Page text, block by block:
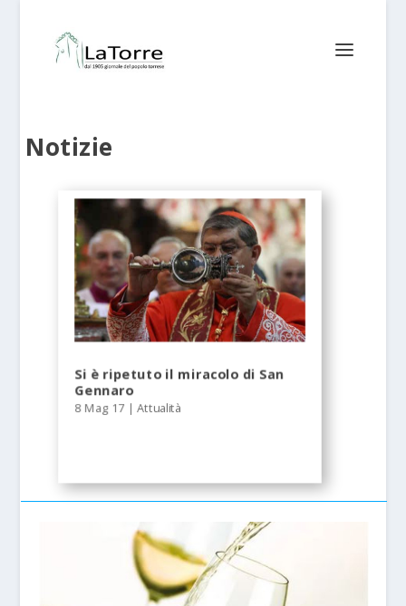
Notizie
Si è ripetuto il miracolo di San
Gennaro
8 Mag 17 |Attualità